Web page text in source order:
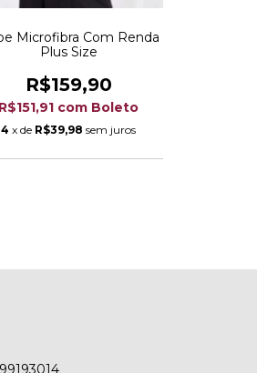
Microfibra Com Renda
Plus Size
R$159,90
R$151,91 com Boleto
4 x de R$39,98 sem juros